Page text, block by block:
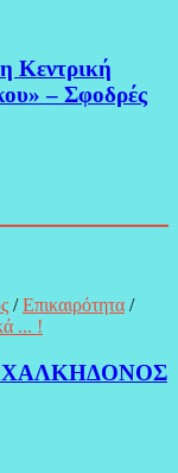
Κεντρική
– Σφοδρές
/Επικαιρότητα /
... !
ΧΑΛΚΗΔΟΝΟΣ